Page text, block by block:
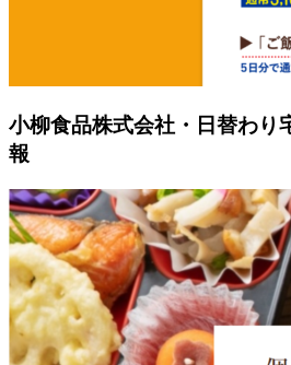
小柳食品株式会社・日替わり
報